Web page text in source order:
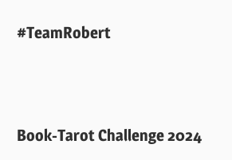
#TeamRobert
Book-Tarot Challenge 2024